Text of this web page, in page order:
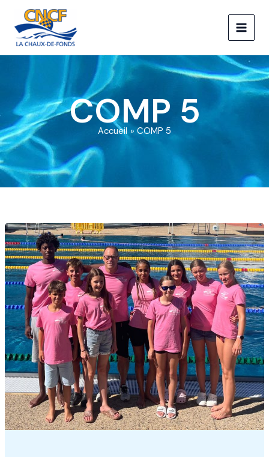
contenu
COMP 5
Accueil COMP 5